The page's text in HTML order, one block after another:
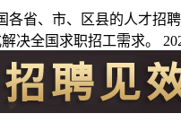
各省、市、区县的人才
决全国求职招工需求。